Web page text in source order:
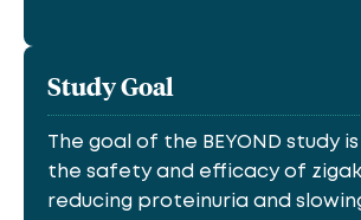
Study Goal
The goal of the BEYOND study
the safety and efficacy of
reducing proteinuria and